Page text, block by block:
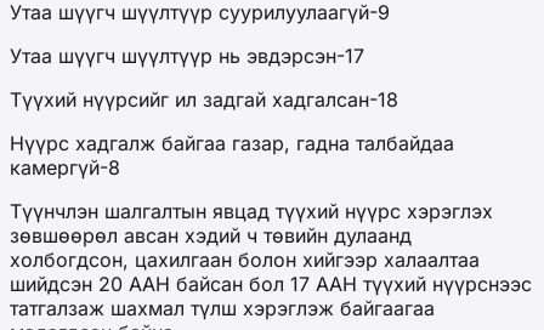
Утаа шүүгч шүүлтүүр суурилуулаагүй-9
Утаа шүүгч шүүлтүүр нь эвдэрсэн-17
Түүхий нүүрсийг ил задгай хадгалсан-18
Нүүрс хадгалж байгаа газар, гадна талбайдаа
камергүй-8
Түүнчлэн шалгалтын явцад түүхий нүүрс хэрэглэх
зөвшөөрөл авсан хэдий ч төвийн дулаанд
холбогдсон, цахилгаан болон хийгээр халаалтаа
шийдсэн 20 ААН байсан бол 17 ААН түүхий нүүрснээс
татгалзаж шахмал түлш хэрэглэж байгаагаа